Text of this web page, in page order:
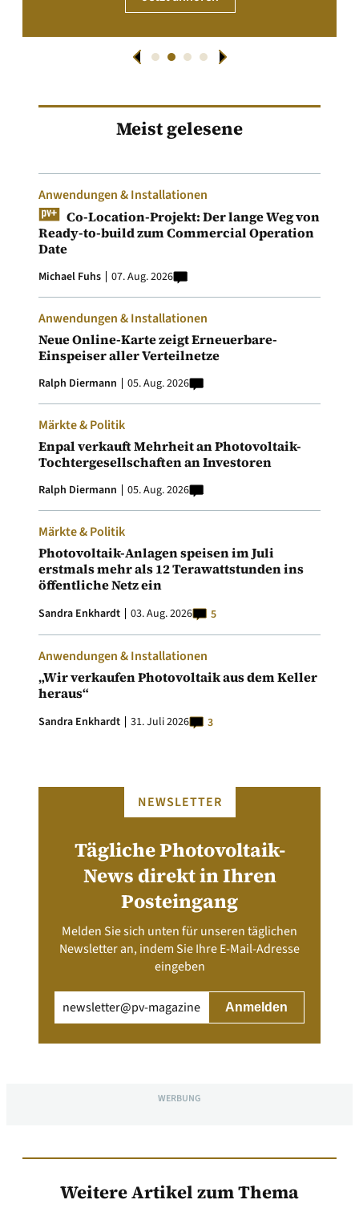
Meist gelesene
Anwendungen & Installationen
Co-Location-Projekt: Der lange Weg von
Ready-to-build zum Commercial Operation
Date
Michael Fuhs 07. Aug. 2026
Anwendungen & Installationen
Neue Online-Karte zeigt Erneuerbare-
Einspeiser aller Verteilnetze
Ralph Diermann 05. Aug. 2026
Märkte & Politik
Enpal verkauft Mehrheit an Photovoltaik-
Tochtergesellschaften an Investoren
Ralph Diermann 05. Aug. 2026
Märkte & Politik
Photovoltaik-Anlagen speisen im Juli
erstmals mehr als 12 Terawattstunden ins
öffentliche Netz ein
Sandra Enkhardt 03. Aug. 2026 5
Anwendungen & Installationen
„Wir verkaufen Photovoltaik aus dem Keller
heraus“
Sandra Enkhardt 31. Juli 2026 3
NEWSLETTER
Tägliche Photovoltaik-
News direkt in Ihren
Posteingang
Melden Sie sich unten für unseren täglichen
Newsletter an, indem Sie Ihre E-Mail-Adresse
eingeben
(erforderlich)
WERBUNG
Weitere Artikel zum Thema